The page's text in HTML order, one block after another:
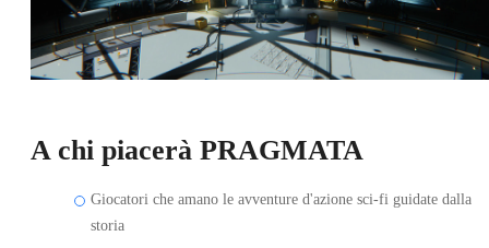
A chi piacerà PRAGMATA
Giocatori che amano le avventure d'azione sci‑fi guidate dalla
storia